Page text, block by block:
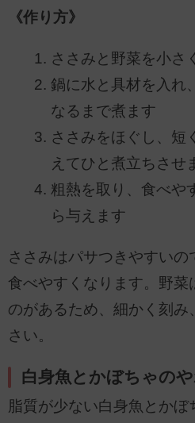
《作り方》
ささみと野菜を小さ
鍋に水と具材を入れ
なるまで煮ます
ささみをほぐし、短
えてひと煮立ちさせ
粗熱を取り、食べや
ら与えます
ささみはパサつきやすいの
食べやすくなります。野菜
のがあるため、細かく刻
さい。
白身魚とかぼちゃの
脂質が少ない白身魚とかぼ